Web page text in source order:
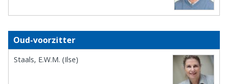
Oud-voorzitter
Staals, E.W.M. (Ilse)